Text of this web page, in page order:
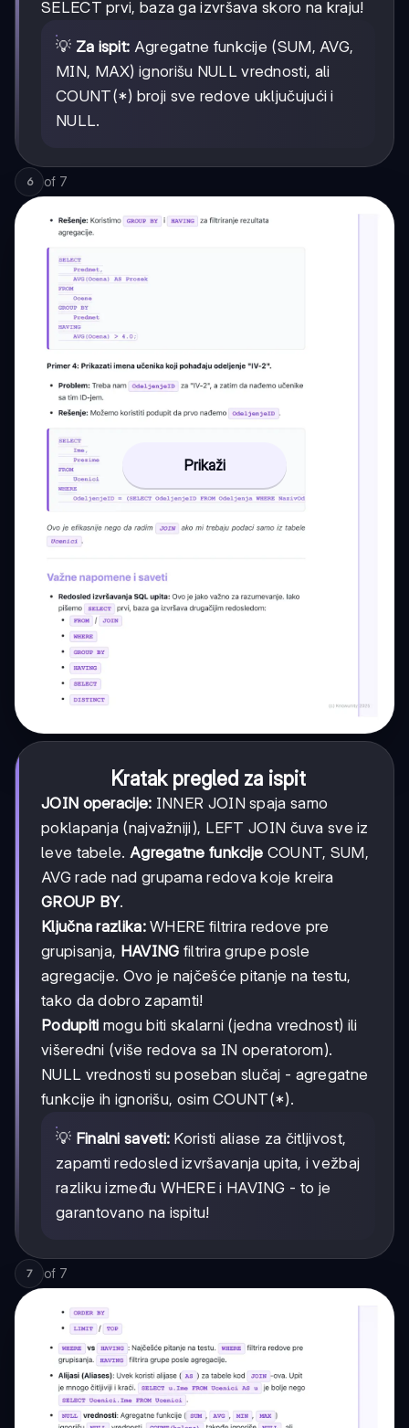
SELECT prvi, baza ga izvršava skoro na kraju!
💡 Za ispit: Agregatne funkcije (SUM, AVG,
MIN, MAX) ignorišu NULL vrednosti, ali
COUNT(*) broji sve redove uključujući i
NULL.
6 of 7
Prikaži
Kratak pregled za ispit
JOIN operacije: INNER JOIN spaja samo
poklapanja (najvažniji), LEFT JOIN čuva sve iz
leve tabele. Agregatne funkcije COUNT, SUM,
AVG rade nad grupama redova koje kreira
GROUP BY.
Ključna razlika:WHERE filtrira redove pre
grupisanja, HAVING filtrira grupe posle
agregacije. Ovo je najčešće pitanje na testu,
tako da dobro zapamti!
Podupiti mogu biti skalarni (jedna vrednost) ili
višeredni (više redova sa IN operatorom).
NULL vrednosti su poseban slučaj - agregatne
funkcije ih ignorišu, osim COUNT(*).
💡 Finalni saveti: Koristi aliase za čitljivost,
zapamti redosled izvršavanja upita, i vežbaj
razliku između WHERE i HAVING - to je
garantovano na ispitu!
7 of 7